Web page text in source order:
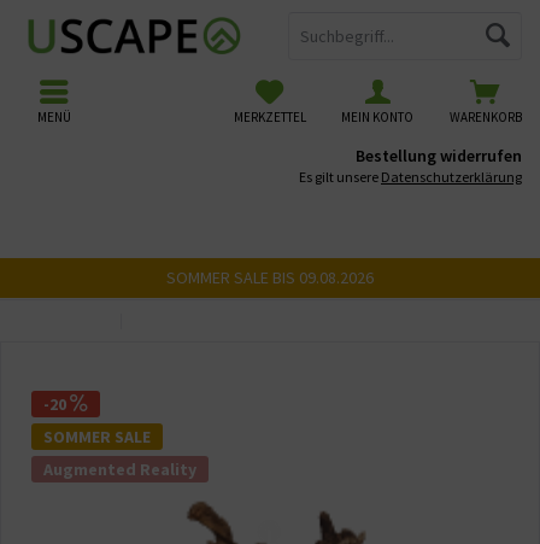
WARENKORB
MERKZETTEL MEIN KONTO
MENÜ
Bestellung widerrufen
Es gilt unsere Datenschutzerklärung
SOMMER SALE BIS 09.08.2026
-20
SOMMER SALE
Augmented Reality